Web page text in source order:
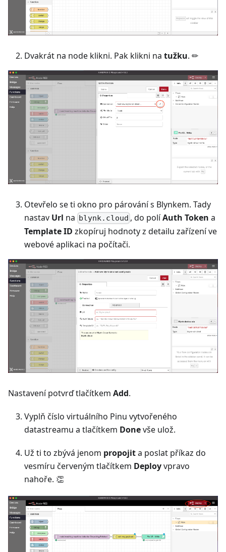
Dvakrát na node klikni. Pak klikni na tužku. ✏
Otevřelo se ti okno pro párování s Blynkem. Tady
nastav Url na blynk.cloud , do políAuth Token a
Template ID zkopíruj hodnoty z detailu zařízení ve
webové aplikaci na počítači.
Nastavení potvrď tlačítkem Add.
Vyplň číslo virtuálního Pinu vytvořeného
datastreamu a tlačítkem Donevše ulož.
Už ti to zbývá jenom propojita poslat příkaz do
vesmíru červeným tlačítkem Deployvpravo
nahoře. 👏